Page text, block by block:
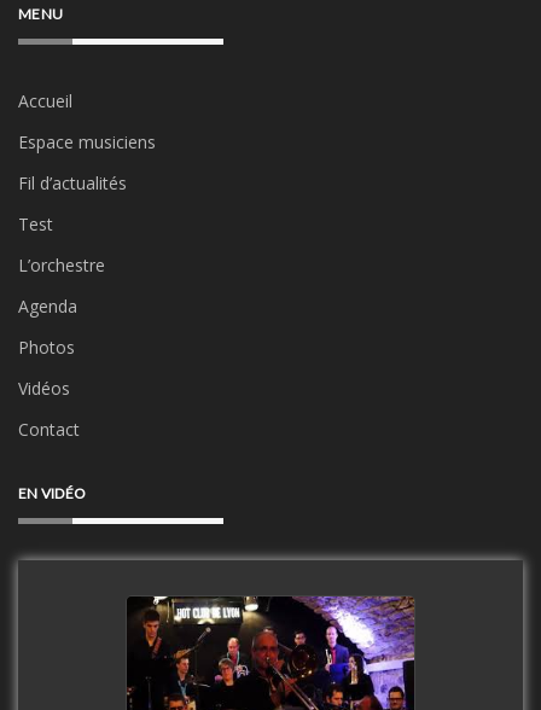
MENU
Accueil
Espace musiciens
Fil d’actualités
Test
L’orchestre
Agenda
Photos
Vidéos
Contact
EN VIDÉO
Clip Only Big Band 2019
watch video